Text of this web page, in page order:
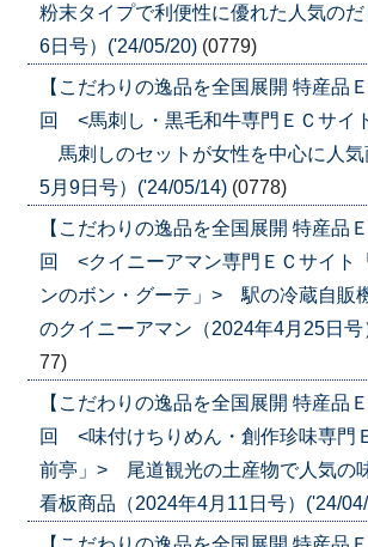
粉末タイプで利便性に優れた人気の
6日号）('24/05/20) (0779)
【こだわりの逸品を全国展開 特産品
回 <馬刺し・黒毛和牛専門ＥＣサイ
馬刺しのセットが女性を中心に人
5月9日号）('24/05/14) (0778)
【こだわりの逸品を全国展開 特産品
回 <クイニーアマン専門ＥＣサイト
ンのボン・グーテ」> 駅の冷蔵自販
のクイニーアマン（2024年4月25日号
77)
【こだわりの逸品を全国展開 特産品
回 <味付けちりめん・創作珍味専門
前亭」> 尾道観光の土産物で人気の
看板商品（2024年4月11日号）('24/